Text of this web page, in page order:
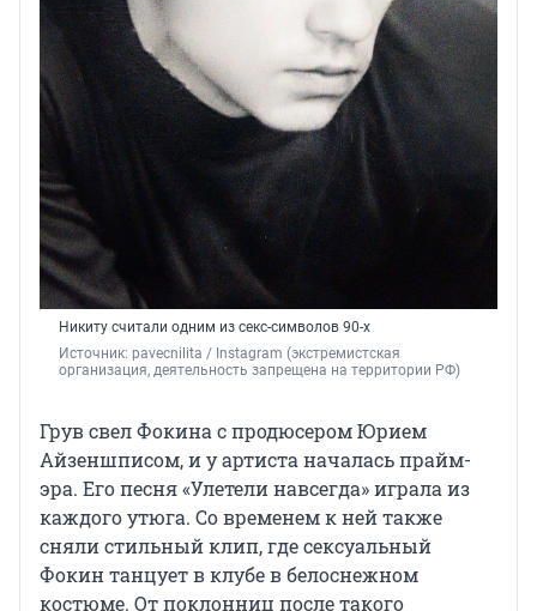
Никиту считали одним из секс-символов 90-х
Источник: pavecnilita / Instagram (экстремистская
организация, деятельность запрещена на территории РФ)
Грув свел Фокина с продюсером Юрием
Айзеншписом, и у артиста началась прайм-
эра. Его песня «Улетели навсегда» играла из
каждого утюга. Со временем к ней также
сняли стильный клип, где сексуальный
Фокин танцует в клубе в белоснежном
костюме. От поклонниц после такого